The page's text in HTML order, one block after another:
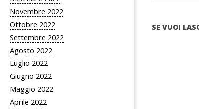
Novembre 2022
Ottobre 2022
Settembre 2022
Agosto 2022
Luglio 2022
Giugno 2022
Maggio 2022
Aprile 2022
SE VUOI